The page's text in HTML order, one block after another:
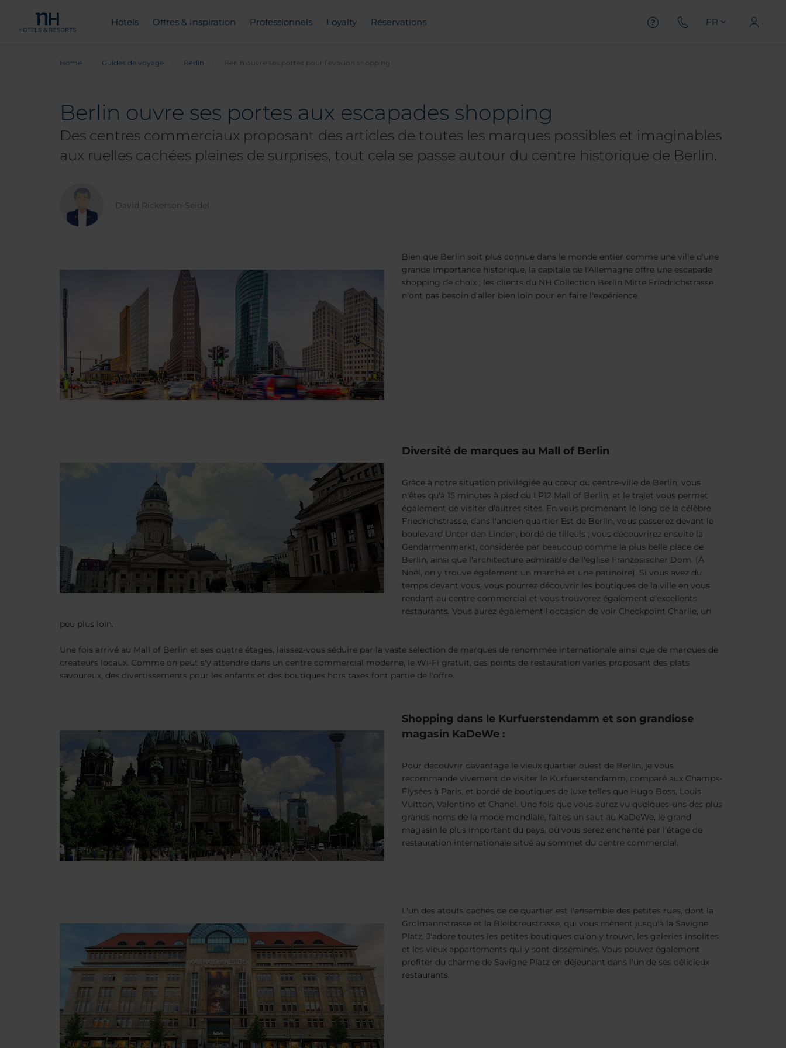
Hôtels Offres & Inspiration Professionnels Loyalty Réservations FR
Home Guides de voyage Berlin Berlin ouvre ses portes pour l’évasion shopping
Berlin ouvre ses portes aux escapades shopping
Des centres commerciaux proposant des articles de toutes les marques possibles et imaginables
aux ruelles cachées pleines de surprises, tout cela se passe autour du centre historique de Berlin.
David Rickerson-Seidel
Bien que Berlin soit plus connue dans le monde entier comme une ville d'une
grande importance historique, la capitale de l'Allemagne offre une escapade
shopping de choix ; les clients du NH Collection Berlin Mitte Friedrichstrasse
n'ont pas besoin d'aller bien loin pour en faire l'expérience.
Diversité de marques au Mall of Berlin
Grâce à notre situation privilégiée au cœur du centre-ville de Berlin, vous
n'êtes qu'à 15 minutes à pied du LP12 Mall of Berlin, et le trajet vous permet
également de visiter d'autres sites. En vous promenant le long de la célèbre
Friedrichstrasse, dans l'ancien quartier Est de Berlin, vous passerez devant le
boulevard Unter den Linden, bordé de tilleuls ; vous découvrirez ensuite la
Gendarmenmarkt, considérée par beaucoup comme la plus belle place de
Berlin, ainsi que l'architecture admirable de l'église Französischer Dom. (À
Noël, on y trouve également un marché et une patinoire). Si vous avez du
temps devant vous, vous pourrez découvrir les boutiques de la ville en vous
rendant au centre commercial et vous trouverez également d'excellents
restaurants. Vous aurez également l'occasion de voir Checkpoint Charlie, un
peu plus loin.
Une fois arrivé au Mall of Berlin et ses quatre étages, laissez-vous séduire par la vaste sélection de marques de renommée internationale ainsi que de marques de
créateurs locaux. Comme on peut s'y attendre dans un centre commercial moderne, le Wi-Fi gratuit, des points de restauration variés proposant des plats
savoureux, des divertissements pour les enfants et des boutiques hors taxes font partie de l'offre.
Shopping dans le Kurfuerstendamm et son grandiose
magasin KaDeWe :
Pour découvrir davantage le vieux quartier ouest de Berlin, je vous
recommande vivement de visiter le Kurfuerstendamm, comparé aux Champs-
Élysées à Paris, et bordé de boutiques de luxe telles que Hugo Boss, Louis
Vuitton, Valentino et Chanel. Une fois que vous aurez vu quelques-uns des plus
grands noms de la mode mondiale, faites un saut au KaDeWe, le grand
magasin le plus important du pays, où vous serez enchanté par l'étage de
restauration internationale situé au sommet du centre commercial.
L'un des atouts cachés de ce quartier est l'ensemble des petites rues, dont la
Grolmannstrasse et la Bleibtreustrasse, qui vous mènent jusqu'à la Savigne
Platz. J'adore toutes les petites boutiques qu’on y trouve, les galeries insolites
et les vieux appartements qui y sont disséminés. Vous pouvez également
profiter du charme de Savigne Platz en déjeunant dans l'un de ses délicieux
restaurants.